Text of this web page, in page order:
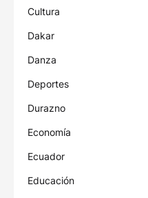
Cultura
Dakar
Danza
Deportes
Durazno
Economía
Ecuador
Educación